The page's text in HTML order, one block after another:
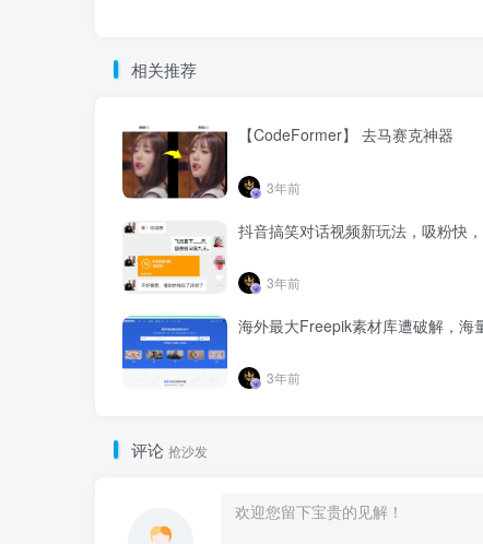
相关推荐
【CodeFormer】 去马赛克神器
3年前
抖音搞笑对话视频新玩法，吸粉快
3年前
海外最大Freepik素材库遭破解，海
3年前
评论 抢沙发